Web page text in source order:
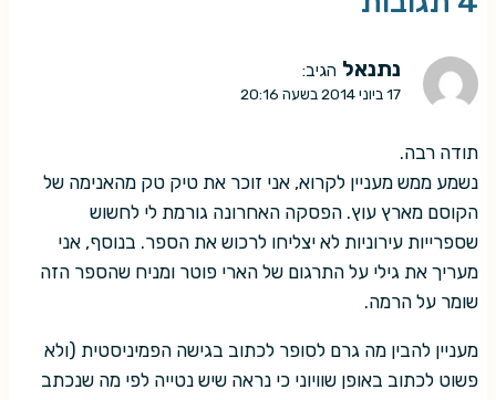
נתנאל הגיב:
17 ביוני 2014 בשעה 20:16
תודה רבה.
נשמע ממש מעניין לקרוא, אני זוכר את טיק טק מהאנימה של
הקוסם מארץ עוץ. הפסקה האחרונה גורמת לי לחשוש
שספרייות עירוניות לא יצליחו לרכוש את הספר. בנוסף, אני
מעריך את גילי על התרגום של הארי פוטר ומניח שהספר הזה
שומר על הרמה.
מעניין להבין מה גרם לסופר לכתוב בגישה הפמיניסטית (ולא
פשוט לכתוב באופן שוויוני כי נראה שיש נטייה לפי מה שנכתב